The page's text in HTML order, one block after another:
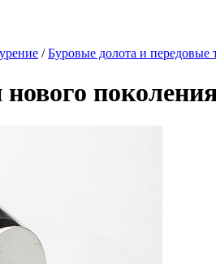
/Буровые долота и передовые